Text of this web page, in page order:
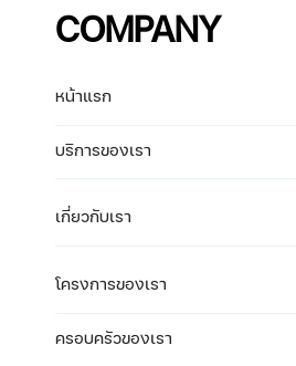
COMPANY
หน้าแรก
บริการของเรา
เกี่ยวกับเรา
โครงการของเรา
ครอบครัวของเรา